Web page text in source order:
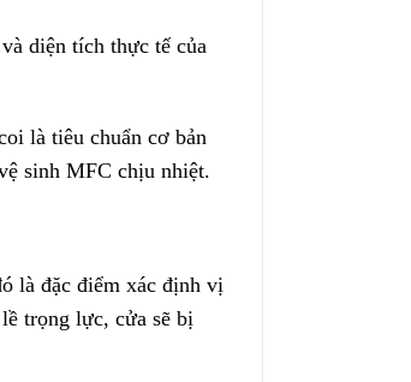
diện tích thực tế của
là tiêu chuẩn cơ bản
sinh MFC chịu nhiệt.
là đặc điểm xác định vị
trọng lực, cửa sẽ bị